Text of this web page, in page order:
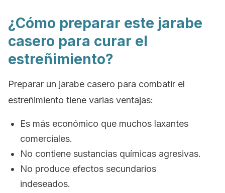
¿Cómo preparar este jarabe
casero para curar el
estreñimiento?
Preparar un jarabe casero para combatir el
estreñimiento tiene varias ventajas:
Es más económico que muchos laxantes
comerciales.
No contiene sustancias químicas agresivas.
No produce efectos secundarios
indeseados.